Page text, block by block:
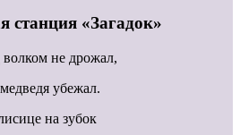
станция «Загадок»
не дрожал,
убежал.
на зубок